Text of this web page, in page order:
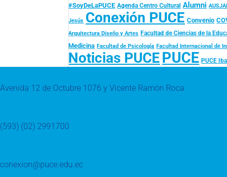
#SoyDeLaPUCE Agenda Centro Cultural Alumni
Jesús Conexión PUCE Convenio
Arquitectura Diseño y Artes Facultad de Ciencias de la
Medicina Facultad de Psicología Facultad Internacional de
Noticias PUCEPUCE PUCE
Avenida 12 de Octubre 1076 y Vicente Ramón Roca
(593) (02) 2991700
conexion@puce.edu.ec